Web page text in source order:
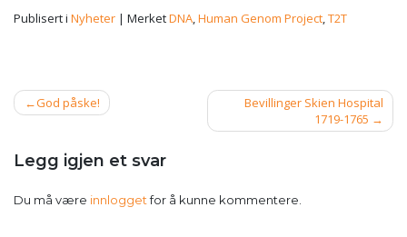
Publisert i Nyheter | MerketDNA,Human Genom Project,T2T
Innleggsnavigasjon
God påske!
Bevillinger Skien Hospital
1719-1765
Legg igjen et svar
Du må være innloggetfor å kunne kommentere.